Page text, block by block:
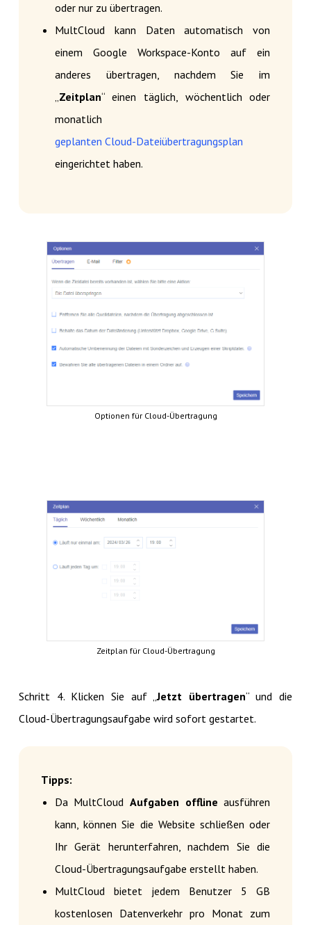
oder nur zu übertragen.
MultCloud kann Daten automatisch von
einem Google Workspace-Konto auf ein
anderes übertragen, nachdem Sie im
Zeitplan“ einen täglich, wöchentlich oder
monatlich
geplanten Cloud-Dateiübertragungsplan
eingerichtet haben.
Optionen für Cloud-Übertragung
Zeitplan für Cloud-Übertragung
Schritt 4. Klicken Sie auf „Jetzt übertragen“ und die
Cloud-Übertragungsaufgabe wird sofort gestartet.
Tipps:
Da MultCloud Aufgaben offline ausführen
kann, können Sie die Website schließen oder
Ihr Gerät herunterfahren, nachdem Sie die
Cloud-Übertragungsaufgabe erstellt haben.
MultCloud bietet jedem Benutzer 5 GB
kostenlosen Datenverkehr pro Monat zum